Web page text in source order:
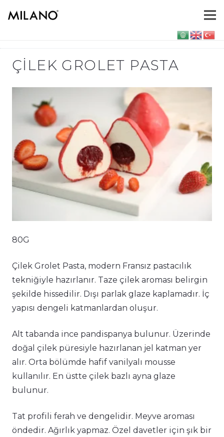
ÇILEK GROLET PASTA
80G
Çilek Grolet Pasta, modern Fransız pastacılık
tekniğiyle hazırlanır. Taze çilek aroması belirgin
şekilde hissedilir. Dışı parlak glaze kaplamadır. İç
yapısı dengeli katmanlardan oluşur.
Alt tabanda ince pandispanya bulunur. Üzerinde
doğal çilek püresiyle hazırlanan jel katman yer
alır. Orta bölümde hafif vanilyalı mousse
kullanılır. En üstte çilek bazlı ayna glaze
bulunur.
Tat profili ferah ve dengelidir. Meyve aroması
öndedir. Ağırlık yapmaz. Özel davetler için şık bir